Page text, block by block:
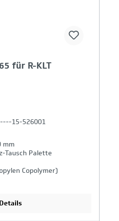
für R-KLT
15-526001
mm
Tausch Palette
Copolymer)
Details